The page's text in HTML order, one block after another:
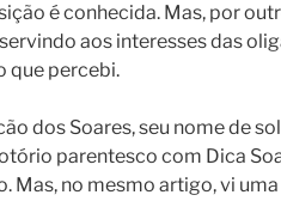
é conhecida. Mas, por
aos interesses das
que percebi.
dos Soares, seu nome de
parentesco com Dica
Mas, no mesmo artigo, vi